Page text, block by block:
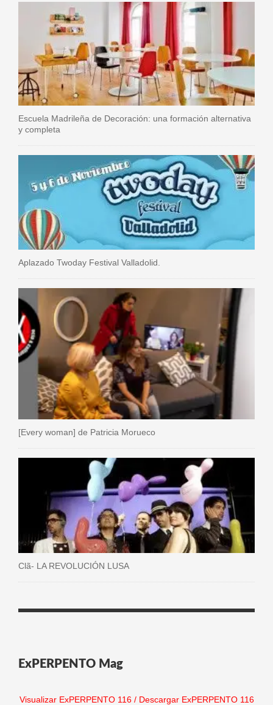
Escuela Madrileña de Decoración: una formación alternativa
y completa
Aplazado Twoday Festival Valladolid.
[Every woman] de Patricia Morueco
Clã- LA REVOLUCIÓN LUSA
ExPERPENTO Mag
Visualizar ExPERPENTO 116/ Descargar ExPERPENTO 116